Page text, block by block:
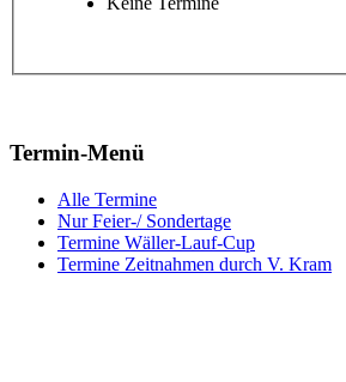
Termin-Menü
Alle Termine
Nur Feier-/ Sondertage
Termine Wäller-Lauf-Cup
Termine Zeitnahmen durch V. Kram